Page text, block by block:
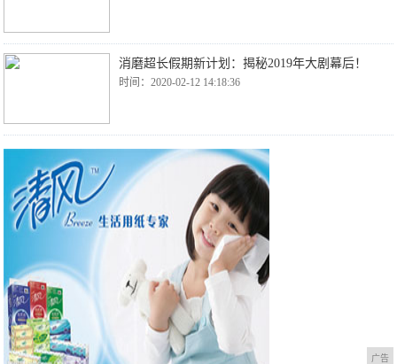
消磨超长假期新计划：揭秘2019年大剧幕后！
时间：2020-02-12 14:18:36
广告